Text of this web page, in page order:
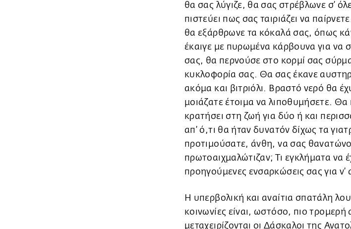
θα σας λύγιζε, θα σας στρέβλωνε σ’
πιστεύει πως σας ταιριάζει να
θα εξάρθρωνε τα κόκαλά σας, όπως
έκαιγε με πυρωμένα κάρβουνα για να
σας, θα περνούσε στο κορμί σας
κυκλοφορία σας. Θα σας έκανε
ακόμα και βιτριόλι. Βραστό νερό θα
μοιάζατε έτοιμα να λιποθυμήσετε.
κρατήσει στη ζωή για δύο ή και
απ’ ό,τι θα ήταν δυνατόν δίχως τα
προτιμούσατε, άνθη, να σας
πρωτοαιχμαλώτιζαν; Τι εγκλήματα να
προηγούμενες ενσαρκώσεις σας για ν’
Η υπερβολική και αναίτια σπατάλη
κοινωνίες είναι, ωστόσο, πιο
μεταχειρίζονται οι Δάσκαλοι της